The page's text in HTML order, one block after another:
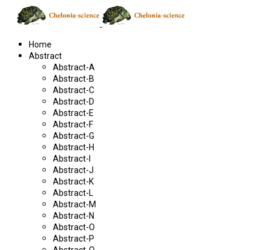
Home
Abstract
Abstract-A
Abstract-B
Abstract-C
Abstract-D
Abstract-E
Abstract-F
Abstract-G
Abstract-H
Abstract-I
Abstract-J
Abstract-K
Abstract-L
Abstract-M
Abstract-N
Abstract-O
Abstract-P